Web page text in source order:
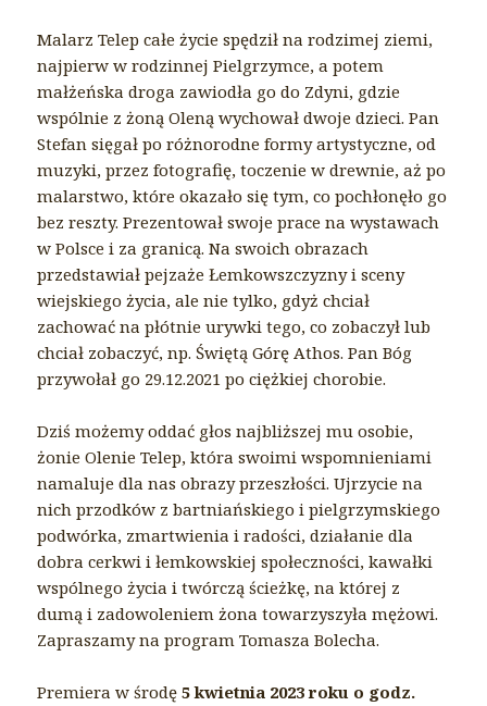
Malarz Telep całe życie spędził na rodzimej ziemi,
najpierw w rodzinnej Pielgrzymce, a potem
małżeńska droga zawiodła go do Zdyni, gdzie
wspólnie z żoną Oleną wychował dwoje dzieci. Pan
Stefan sięgał po różnorodne formy artystyczne, od
muzyki, przez fotografię, toczenie w drewnie, aż po
malarstwo, które okazało się tym, co pochłonęło go
bez reszty. Prezentował swoje prace na wystawach
w Polsce i za granicą. Na swoich obrazach
przedstawiał pejzaże Łemkowszczyzny i sceny
wiejskiego życia, ale nie tylko, gdyż chciał
zachować na płótnie urywki tego, co zobaczył lub
chciał zobaczyć, np. Świętą Górę Athos. Pan Bóg
przywołał go 29.12.2021 po ciężkiej chorobie.
Dziś możemy oddać głos najbliższej mu osobie,
żonie Olenie Telep, która swoimi wspomnieniami
namaluje dla nas obrazy przeszłości. Ujrzycie na
nich przodków z bartniańskiego i pielgrzymskiego
podwórka, zmartwienia i radości, działanie dla
dobra cerkwi i łemkowskiej społeczności, kawałki
wspólnego życia i twórczą ścieżkę, na której z
dumą i zadowoleniem żona towarzyszyła mężowi.
Zapraszamy na program Tomasza Bolecha.
Premiera w środę5 kwietnia 2023 roku o godz.